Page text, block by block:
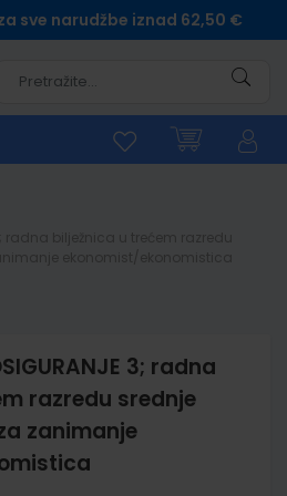
sve narudžbe iznad 62,50 €
3; radna
razredu srednje
zanimanje